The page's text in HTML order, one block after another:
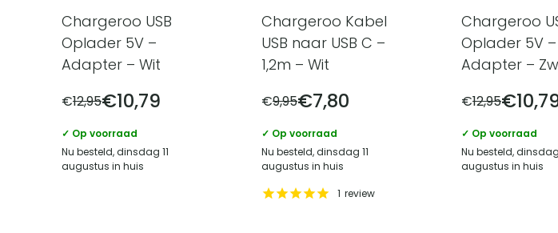
Chargeroo USB
Oplader 5V –
Adapter – Wit
€12,95€10,79
✓ Op voorraad
Nu besteld, dinsdag 11
augustus in huis
Chargeroo Kabel
USB naar USB C –
1,2m – Wit
€9,95€7,80
✓ Op voorraad
Nu besteld, dinsdag 11
augustus in huis
1 review
Chargeroo
Oplader 5V –
Adapter –
€12,95€
✓ Op voorraad
Nu besteld, dinsdag
augustus in huis